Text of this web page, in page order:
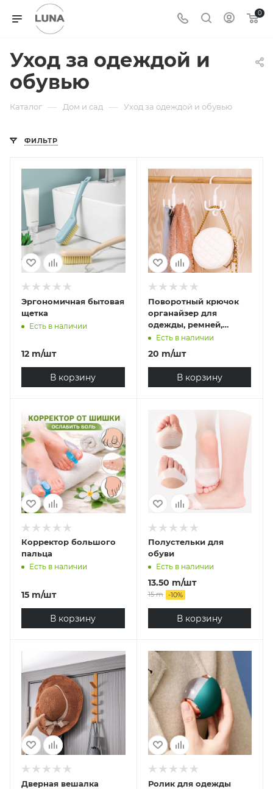
0
Уход за одеждой и
обувью
Каталог — Дом и сад — Уход за одеждой и обувью
ФИЛЬТР
Эргономичная бытовая
щетка
Есть в наличии
12 m/шт
В корзину
Поворотный крючок
органайзер для
одежды, ремней,
сумок, платков,
шарфов (цвет белый)
Есть в наличии
20 m/шт
В корзину
Корректор большого
пальца
Есть в наличии
15 m/шт
В корзину
Полустельки для
обуви
Есть в наличии
13.50 m/шт
15m -10%
В корзину
Дверная вешалка
Ролик для одежды